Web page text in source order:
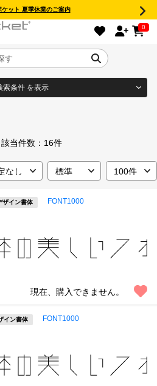
ケット 夏季休業のご案内
0
索条件 を表示
角ゴシック
該当件数： 16件
ザイン書体 FONT1000
現在、購入できません。
イン書体 FONT1000